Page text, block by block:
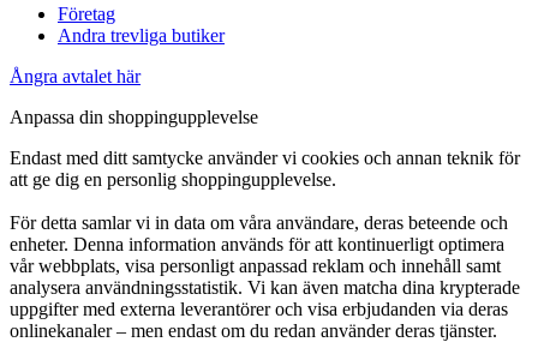
Företag
Andra trevliga butiker
Ångra avtalet här
Anpassa din shoppingupplevelse
Endast med ditt samtycke använder vi cookies och annan teknik för
att ge dig en personlig shoppingupplevelse.
För detta samlar vi in data om våra användare, deras beteende och
enheter. Denna information används för att kontinuerligt optimera
vår webbplats, visa personligt anpassad reklam och innehåll samt
analysera användningsstatistik. Vi kan även matcha dina krypterade
uppgifter med externa leverantörer och visa erbjudanden via deras
onlinekanaler – men endast om du redan använder deras tjänster.